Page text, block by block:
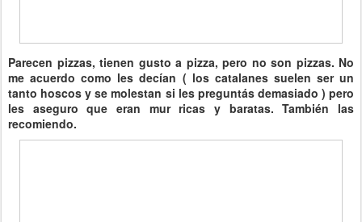
Parecen pizzas, tienen gusto a pizza, pero no son pizzas. No
me acuerdo como les decían ( los catalanes suelen ser un
tanto hoscos y se molestan si les preguntás demasiado ) pero
les aseguro que eran mur ricas y baratas. También las
recomiendo.